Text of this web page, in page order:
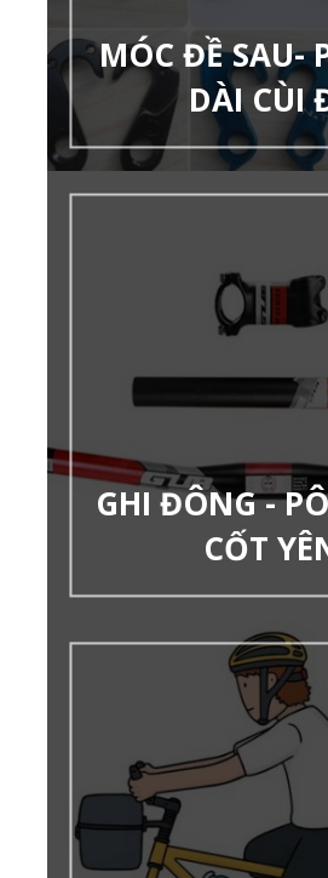
MÓC ĐỀ SAU-
DÀI CÙI
GHI ĐÔNG -
CỐT